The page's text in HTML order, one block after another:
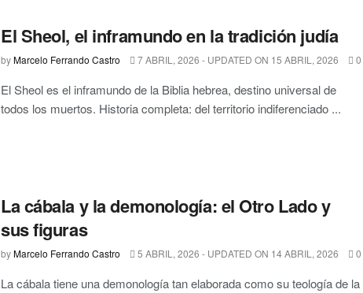
El Sheol, el inframundo en la tradición judía
byMarcelo Ferrando Castro 7 ABRIL, 2026 - UPDATED ON 15 ABRIL, 2026 0
El Sheol es el inframundo de la Biblia hebrea, destino universal de
todos los muertos. Historia completa: del territorio indiferenciado ...
La cábala y la demonología: el Otro Lado y
sus figuras
byMarcelo Ferrando Castro 5 ABRIL, 2026 - UPDATED ON 14 ABRIL, 2026 0
La cábala tiene una demonología tan elaborada como su teología de la